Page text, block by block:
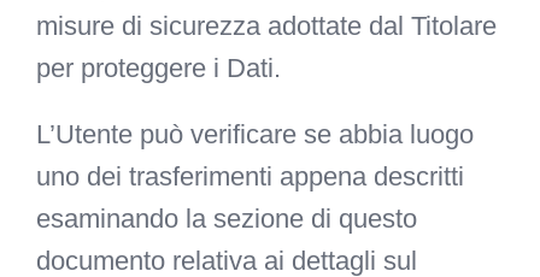
misure di sicurezza adottate dal Titolare
per proteggere i Dati.
L’Utente può verificare se abbia luogo
uno dei trasferimenti appena descritti
esaminando la sezione di questo
documento relativa ai dettagli sul